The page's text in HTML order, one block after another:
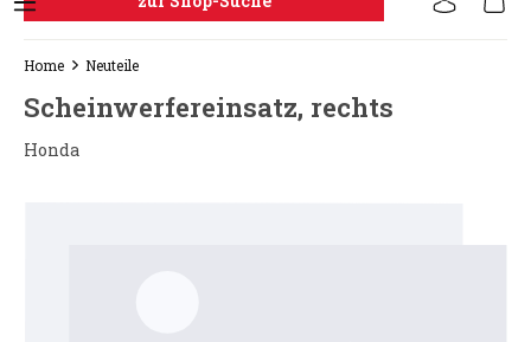
Home Neuteile
Scheinwerfereinsatz, rechts
Honda